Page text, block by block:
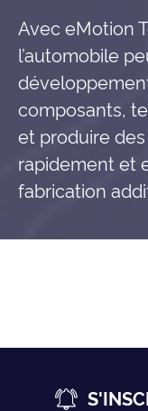
Avec eMotion
l’automobile
composants,
et produire
rapidement et
fabrication